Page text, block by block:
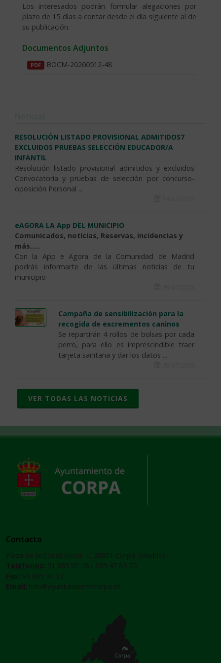
Los interesados podrán formular alegaciones por
plazo de 15 días a contar desde el día siguiente al de
su publicación.
Documentos Adjuntos
PDF BOCM-20260512-48
RESOLUCIÓN LISTADO PROVISIONAL ADMITIDOS7
EXCLUIDOS PRUEBAS SELECCIÓN EDUCADOR/A
INFANTIL
Resolución listado provisional admitidos y excluidos
Convocatoria y pruebas de selección por concurso-
oposición Personal ...
eAGORA LA App DEL MUNICIPIO
Comunicados, noticias, Reservas, incidencias y
más.....
Con la App e Agora de la Comunidad de Madrid
podrás informarte de las últimas noticias de tu
municipio
Campaña de sensibilización para la
recogida de excrementos caninos
Se repartirán 4 rollos de bolsas por cada
perro, para ello es imprescindible traer
tarjeta sanitaria y dar los datos ...
VER TODAS LAS NOTICIAS
Contacto
Plaza de la Constitución 1, 28811 Corpa (Madrid)
Teléfonos: 91 885 92 28 - 639 47 85 75
Fax: 91 885 91 37
Email: info@ayuntamientocorpa.es